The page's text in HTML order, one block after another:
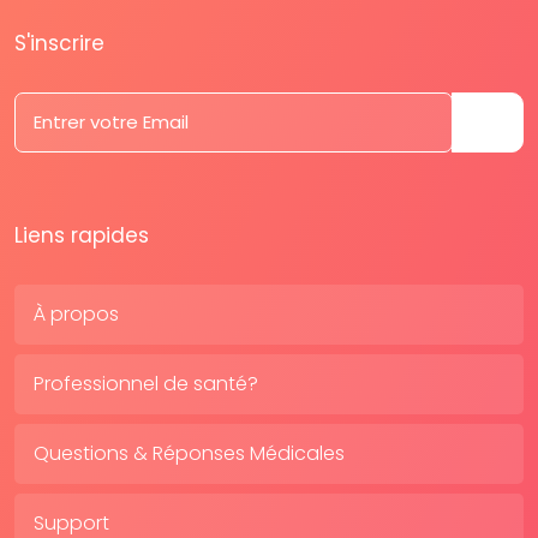
S'inscrire
Liens rapides
À propos
Professionnel de santé?
Questions & Réponses Médicales
Support